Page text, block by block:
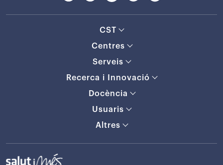
CST
Centres
Serveis
Recerca i Innovació
Docència
Usuaris
Altres